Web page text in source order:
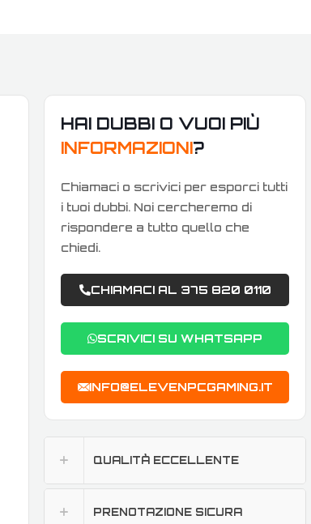
HAI DUBBI O VUOI PIÙ
INFORMAZIONI?
Chiamaci o scrivici per esporci tutti
i tuoi dubbi. Noi cercheremo di
rispondere a tutto quello che
chiedi.
CHIAMACI AL 375 820 0110
SCRIVICI SU WHATSAPP
INFO@ELEVENPCGAMING.IT
QUALITÀ ECCELLENTE
PRENOTAZIONE SICURA